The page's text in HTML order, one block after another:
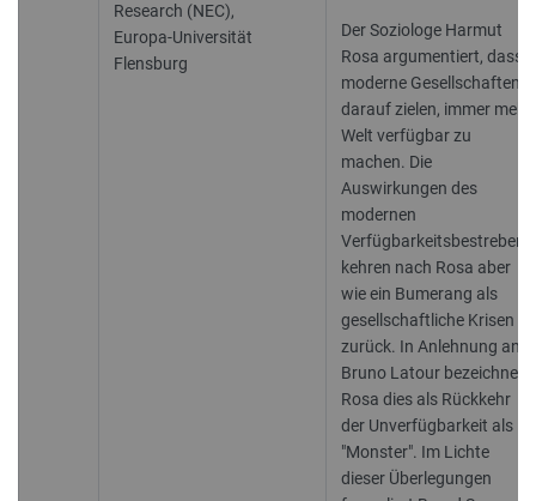
Research (NEC),
Europa-Universität
Flensburg
Der Soziologe Harmut
Rosa argumentiert, dass
moderne Gesellschaften
darauf zielen, immer mehr
Welt verfügbar zu
machen. Die
Auswirkungen des
modernen
Verfügbarkeitsbestrebens
kehren nach Rosa aber
wie ein Bumerang als
gesellschaftliche Krisen
zurück. In Anlehnung an
Bruno Latour bezeichnet
Rosa dies als Rückkehr
der Unverfügbarkeit als
"Monster". Im Lichte
dieser Überlegungen